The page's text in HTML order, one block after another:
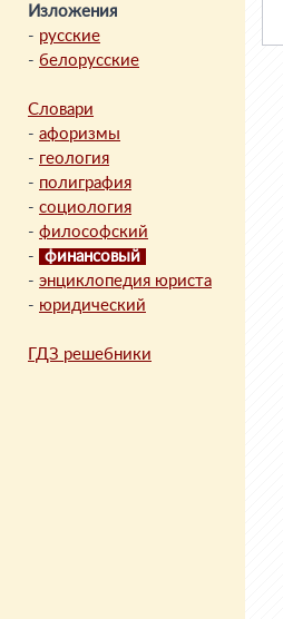
Изложения
- русские
- белорусские
Словари
- афоризмы
- геология
- полиграфия
- социология
- философский
-
финансовый
- энциклопедия юриста
- юридический
ГДЗ решебники